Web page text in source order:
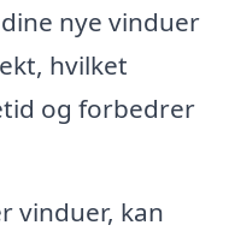
nye vinduer
hvilket
og forbedrer
vinduer, kan